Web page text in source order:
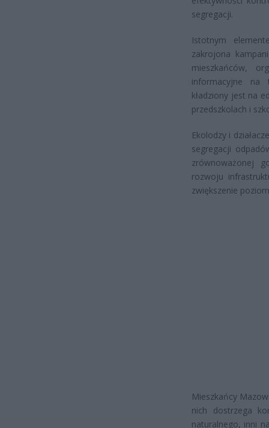
segregacji.
Istotnym
zakrojona
mieszkańców,
informacyjne na
kładziony jest na
przedszkolach i
Ekolodzy i
segregacji
zrównoważonej
rozwoju
zwiększenie
Mieszkańcy
nich dostrzega
naturalnego, inni